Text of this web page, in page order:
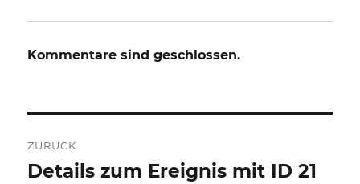
Kommentare sind geschlossen.
Navigation
ZURÜCK
Vorheriger
Details zum Ereignis mit ID 21